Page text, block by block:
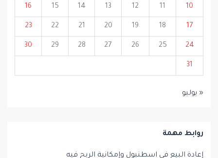
10
11
12
13
14
15
16
17
18
19
20
21
22
23
24
25
26
27
28
29
30
31
« يوليو
روابط مهمة
إعادة البيع في اسطنبول وإمكانية الربح فيه